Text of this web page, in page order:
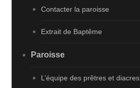
Contacter la paroisse
Extrait de Baptême
Paroisse
L’équipe des prêtres et diacres